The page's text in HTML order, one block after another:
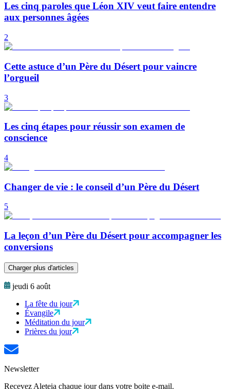
Les cinq paroles que Léon XIV veut faire entendre
aux personnes âgées
2
Cette astuce d’un Père du Désert pour vaincre
l’orgueil
3
Les cinq étapes pour réussir son examen de
conscience
4
Changer de vie : le conseil d’un Père du Désert
5
La leçon d’un Père du Désert pour accompagner les
conversions
Charger plus d'articles
jeudi 6 août
La fête du jour
Évangile
Méditation du jour
Prières du jour
Newsletter
Recevez Aleteia chaque jour dans votre boite e-mail.